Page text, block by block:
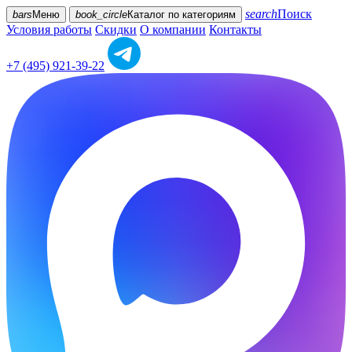
bars Меню book_circleКаталог по категориям searchПоиск
Условия работы Скидки О компании Контакты
+7 (495) 921-39-22